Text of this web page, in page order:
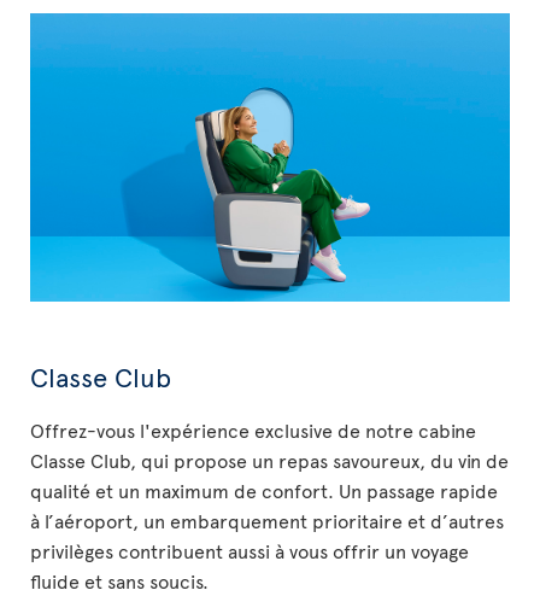
Classe Club
Offrez-vous l'expérience exclusive de notre cabine
Classe Club, qui propose un repas savoureux, du vin de
qualité et un maximum de confort. Un passage rapide
à l’aéroport, un embarquement prioritaire et d’autres
privilèges contribuent aussi à vous offrir un voyage
fluide et sans soucis.